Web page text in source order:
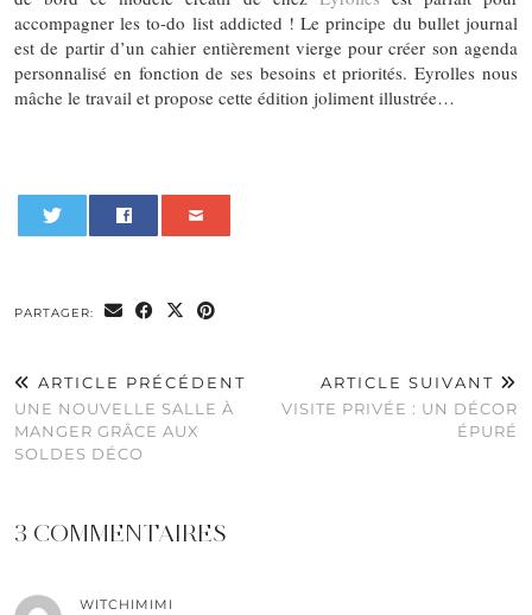
accompagner les to-do list addicted ! Le principe du bullet journal
est de partir d’un cahier entièrement vierge pour créer son agenda
personnalisé en fonction de ses besoins et priorités. Eyrolles nous
mâche le travail et propose cette édition joliment illustrée…
PARTAGER:
ARTICLE PRÉCÉDENT
UNE NOUVELLE SALLE À
MANGER GRÂCE AUX
SOLDES DÉCO
ARTICLE SUIVANT
VISITE PRIVÉE : UN DÉCOR
ÉPURÉ
3 COMMENTAIRES
WITCHIMIMI